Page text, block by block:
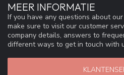
MEER INFORMATIE
If you have any questions about
make sure to visit our customer
company details, answers to
different ways to get in touch with